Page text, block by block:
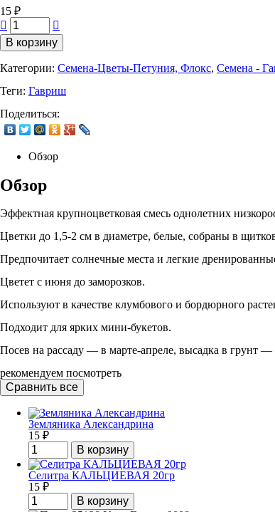
15 ₽
Категории: Семена-Цветы-Петуния, Флокс, Семена -
Теги: Гавриш
Поделиться:
Обзор
Обзор
Эффектная крупноцветковая смесь однолетних
Цветки до 1,5-2 см в диаметре, белые, собраны в
Предпочитает солнечные места и легкие
Цветет с июня до заморозков.
Используют в качестве клумбового и бордюрного
Подходит для ярких мини-букетов.
Посев на рассаду — в марте-апреле, высадка в грунт —
рекомендуем посмотреть
Земляника Александрина
15 ₽
Селитра КАЛЬЦИЕВАЯ 20гр
15 ₽